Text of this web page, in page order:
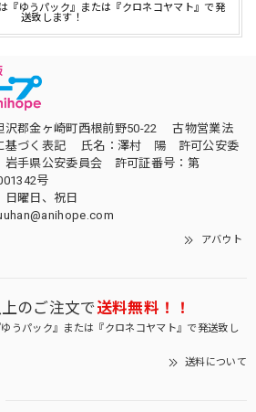
『ゆうパック』または『クロネコヤマト』で発
送致します！
沢郡金ヶ崎町西根前野50-22 古物営業法
基づく表記 氏名：澤村 陽 許可公安委
岩手県公安委員会 許可証番号：第
号
日曜日、祝日
アバウト
のご注文で送料無料！！
うパック』または『クロネコヤマト』で発送致し
送料について